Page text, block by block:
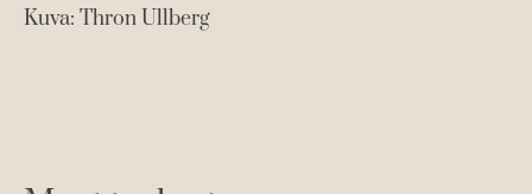
Kuva: Thron Ullberg